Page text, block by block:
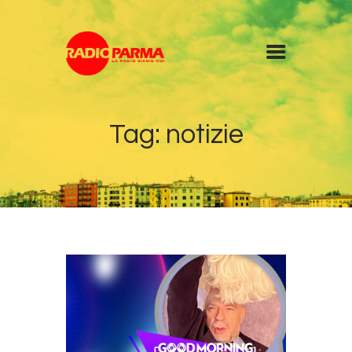
Tag: notizie
Programmi
Podcast
Contatti